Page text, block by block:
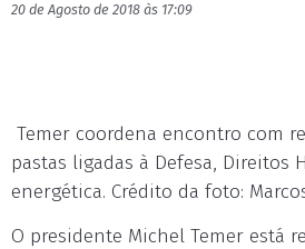
20 de Agosto de 2018 às 17:09
Temer coordena encontro com
pastas ligadas à Defesa, Direitos
energética. Crédito da foto:
O presidente Michel Temer está